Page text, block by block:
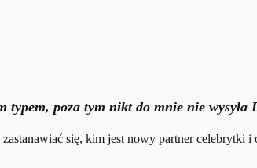
typem, poza tym nikt do mnie nie
się, kim jest nowy partner celebrytki